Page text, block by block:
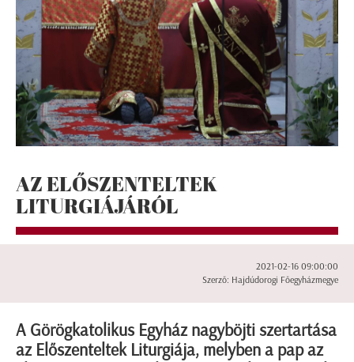
AZ ELŐSZENTELTEK
LITURGIÁJÁRÓL
2021-02-16 09:00:00
Szerző: Hajdúdorogi Főegyházmegye
A Görögkatolikus Egyház nagyböjti szertartása
az Előszenteltek Liturgiája, melyben a pap az